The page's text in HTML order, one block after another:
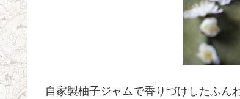
自家製柚子ジャムで香りづけしたふん